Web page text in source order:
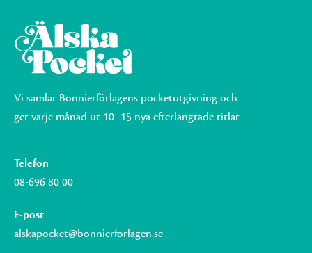
Vi samlar Bonnierförlagens pocketutgivning och
ger varje månad ut 10–15 nya efterlängtade titlar.
Telefon
08-696 80 00
E-post
alskapocket@bonnierforlagen.se